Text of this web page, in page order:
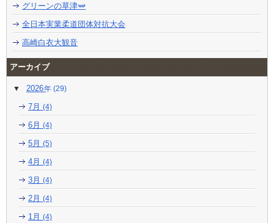
グリーンの草津🫛
全日本実業柔道団体対抗大会
高崎白衣大観音
アーカイブ
2026 (29)
7月 (4)
6月 (4)
5月 (5)
4月 (4)
3月 (4)
2月 (4)
1月 (4)